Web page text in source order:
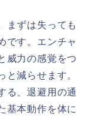
まずは失っても
です。エンチャ
威力の感覚をつ
と減らせます。
る、退避用の通
基本動作を体に
ホーム
ビュー